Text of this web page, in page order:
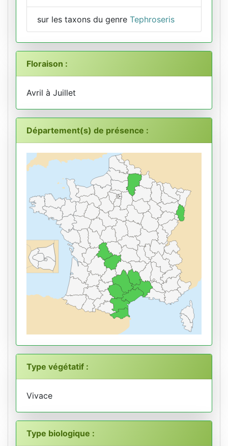
sur les taxons du genre Tephroseris
Floraison :
Avril à Juillet
Département(s) de présence :
Type végétatif :
Vivace
Type biologique :